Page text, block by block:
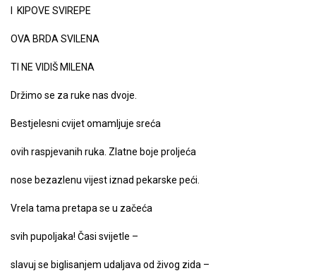
I KIPOVE SVIREPE
OVA BRDA SVILENA
TI NE VIDIŠ MILENA
Držimo se za ruke nas dvoje.
Bestjelesni cvijet omamljuje sreća
ovih raspjevanih ruka. Zlatne boje proljeća
nose bezazlenu vijest iznad pekarske peći.
Vrela tama pretapa se u začeća
svih pupoljaka! Časi svijetle –
slavuj se biglisanjem udaljava od živog zida –